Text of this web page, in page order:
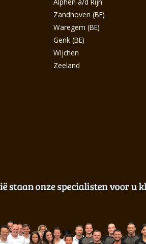
Zandhoven (BE)
Waregem (BE)
Genk (BE)
Wijchen
Zeeland